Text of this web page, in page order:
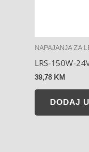
NAPAJANJA ZA
LRS-150W-
39,78 KM
DODAJ